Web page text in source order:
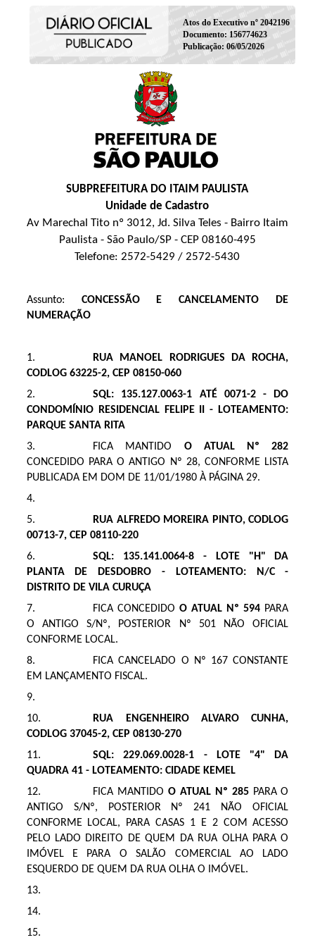
Atos do Executivo nº 2042196
Documento: 156774623
Publicação: 06/05/2026
SUBPREFEITURA DO ITAIM PAULISTA
Unidade de Cadastro
Av Marechal Tito nº 3012, Jd. Silva Teles - Bairro Itaim
Paulista - São Paulo/SP - CEP 08160-495
Telefone: 2572-5429 / 2572-5430
Assunto: CONCESSÃO E CANCELAMENTO DE
NUMERAÇÃO
RUA MANOEL RODRIGUES DA ROCHA,
CODLOG 63225-2, CEP 08150-060
SQL: 135.127.0063-1 ATÉ 0071-2 - DO
CONDOMÍNIO RESIDENCIAL FELIPE II - LOTEAMENTO:
PARQUE SANTA RITA
FICA MANTIDO O ATUAL Nº 282
CONCEDIDO PARA O ANTIGO Nº 28, CONFORME LISTA
PUBLICADA EM DOM DE 11/01/1980 À PÁGINA 29.
RUA ALFREDO MOREIRA PINTO, CODLOG
00713-7, CEP 08110-220
SQL: 135.141.0064-8 - LOTE "H" DA
PLANTA DE DESDOBRO - LOTEAMENTO: N/C -
DISTRITO DE VILA CURUÇA
FICA CONCEDIDOO ATUAL Nº 594 PARA
O ANTIGO S/Nº, POSTERIOR Nº 501 NÃO OFICIAL
CONFORME LOCAL.
FICA CANCELADO O Nº 167 CONSTANTE
EM LANÇAMENTO FISCAL.
RUA ENGENHEIRO ALVARO CUNHA,
CODLOG 37045-2, CEP 08130-270
SQL: 229.069.0028-1 - LOTE "4" DA
QUADRA 41 - LOTEAMENTO: CIDADE KEMEL
FICA MANTIDO O ATUAL Nº 285 PARA O
ANTIGO S/Nº, POSTERIOR Nº 241 NÃO OFICIAL
CONFORME LOCAL, PARA CASAS 1 E 2 COM ACESSO
PELO LADO DIREITO DE QUEM DA RUA OLHA PARA O
IMÓVEL E PARA O SALÃO COMERCIAL AO LADO
ESQUERDO DE QUEM DA RUA OLHA O IMÓVEL.